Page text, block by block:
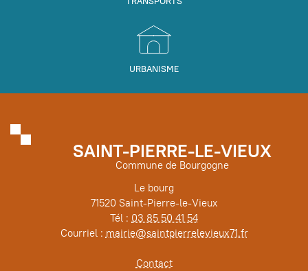
URBANISME
SAINT-PIERRE-LE-VIEUX
Commune de Bourgogne
Le bourg
71520 Saint-Pierre-le-Vieux
Tél : 03 85 50 41 54
Courriel : mairie@saintpierrelevieux71.fr
Contact